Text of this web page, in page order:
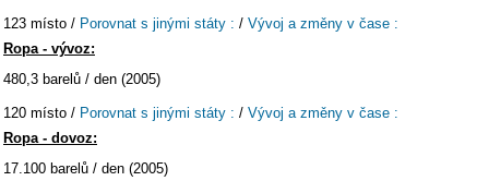
123 místo / Porovnat s jinými státy : / Vývoj a změny v čase :
Ropa - vývoz:
480,3 barelů / den (2005)
120 místo / Porovnat s jinými státy : / Vývoj a změny v čase :
Ropa - dovoz:
17.100 barelů / den (2005)